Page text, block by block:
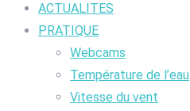
ACTUALITES
PRATIQUE
Webcams
Température de l’eau
Vitesse du vent